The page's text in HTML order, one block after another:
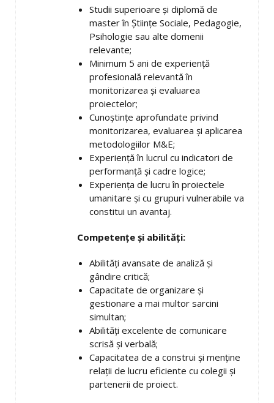
Studii superioare și diplomă de
master în Științe Sociale, Pedagogie,
Psihologie sau alte domenii
relevante;
Minimum 5 ani de experiență
profesională relevantă în
monitorizarea și evaluarea
proiectelor;
Cunoștințe aprofundate privind
monitorizarea, evaluarea și aplicarea
metodologiilor M&E;
Experiență în lucrul cu indicatori de
performanță și cadre logice;
Experiența de lucru în proiectele
umanitare și cu grupuri vulnerabile va
constitui un avantaj.
Competențe și abilități:
Abilități avansate de analiză și
gândire critică;
Capacitate de organizare și
gestionare a mai multor sarcini
simultan;
Abilități excelente de comunicare
scrisă și verbală;
Capacitatea de a construi și menține
relații de lucru eficiente cu colegii și
partenerii de proiect.